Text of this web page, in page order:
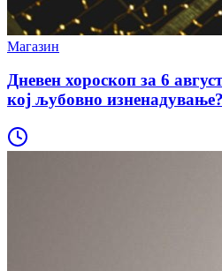
Магазин
Дневен хороскоп за 6
кој љубовно изненадување?